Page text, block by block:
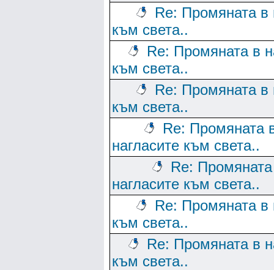
Re: Промяната в
към света..
Re: Промяната в
към света..
Re: Промяната в
към света..
Re: Промяната
нагласите към света..
Re:
нагласите към света..
Re: Промяната в
към света..
Re: Промяната в
към света..